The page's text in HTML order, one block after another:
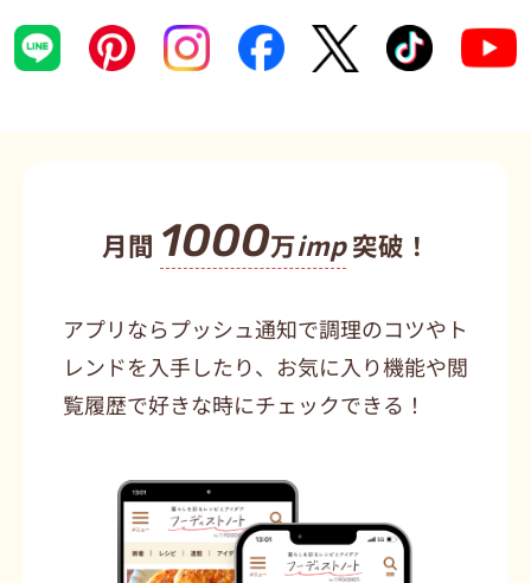
月間 1000万imp突破！
アプリならプッシュ通知で調理のコツやト
レンドを入手したり、お気に入り機能や閲
覧履歴で好きな時にチェックできる！